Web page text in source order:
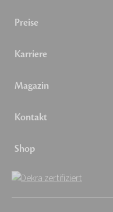
Preise
Karriere
Magazin
Kontakt
Shop